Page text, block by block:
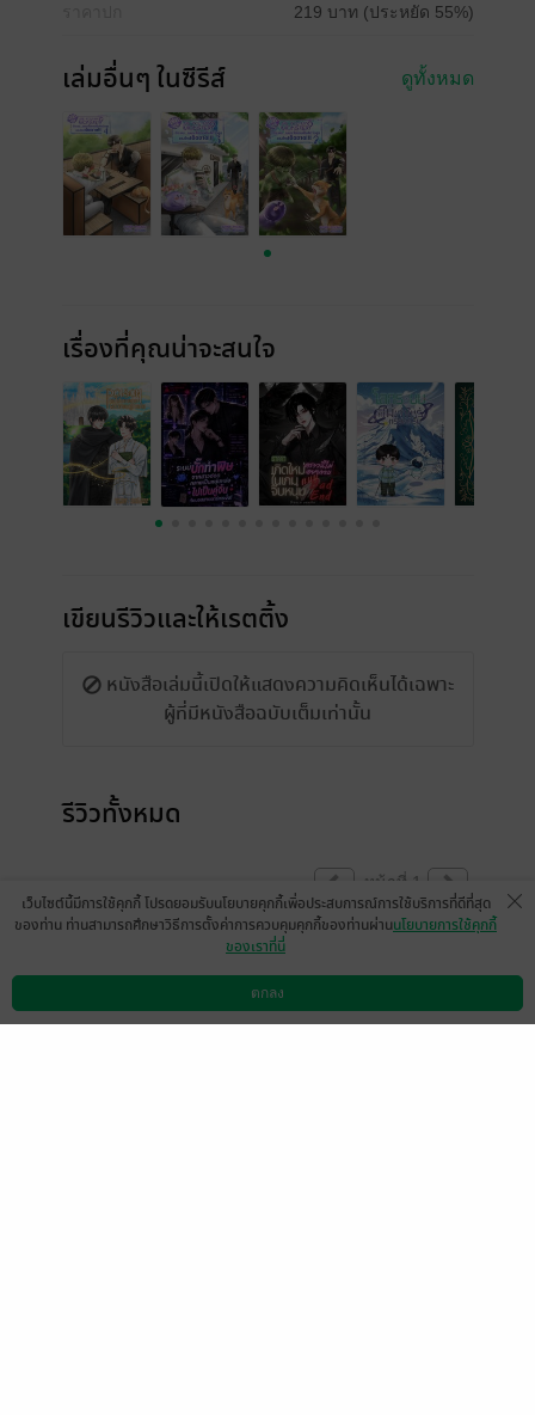
219 บาท (ประหยัด 55%)
เล่มอื่นๆ ในซีรีส์ ดูทั้งหมด
เรื่องที่คุณน่าจะสนใจ
เขียนรีวิวและให้เรตติ้ง
หนังสือเล่มนี้เปิดให้แสดงความคิดเห็นได้เฉพาะ
ผู้ที่มีหนังสือฉบับเต็มเท่านั้น
รีวิวทั้งหมด
หน้าที่ 1
1 เดือนที่ผ่านมา
ดาวน์โหลดแอป วิธีการใช้งาน ติดต่อเรา
เว็บไซต์นี้มีการใช้คุกกี้ โปรดยอมรับนโยบายคุกกี้เพื่อประสบการณ์การใช้บริการที่ดีที่สุด
ของท่าน ท่านสามารถศึกษาวิธีการตั้งค่าการควบคุมคุกกี้ของท่านผ่านนโยบายการใช้คุกกี้
ของเราที่นี่
ตกลง